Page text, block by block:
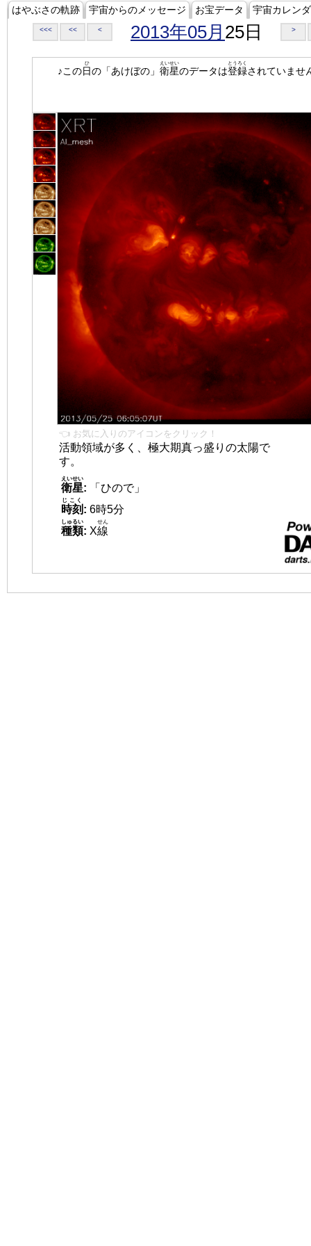
はやぶさの軌跡 宇宙からのメッセージ お宝データ 宇宙カレン
<<< << < 2013年05月 25日 >
♪この日
ひ
の「あけぼの」 衛星
えいせい
のデータは登録
とうろく
されていませ
👈 お気に入りのアイコンをクリック！
活動領域が多く、極大期真っ盛りの太陽で
す。
衛星
えいせい
:
「ひので」
時刻
じこく
: 6時5分
種類
しゅるい
: X線
せん